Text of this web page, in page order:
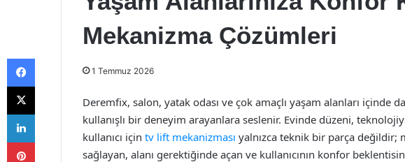
Mekanizma Çözümleri
1 Temmuz 2026
Deremfix, salon, yatak odası ve çok amaçlı yaşam alanları içinde
kullanışlı bir deneyim arayanlara seslenir. Evinde düzeni,
kullanıcı için tv lift mekanizması yalnızca teknik bir parça değildir;
sağlayan, alanı gerektiğinde açan ve kullanıcının konfor
Facebook
X
LinkedIn
Pinterest